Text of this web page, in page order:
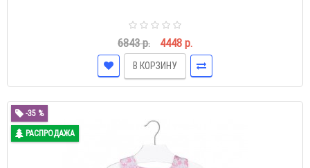
6843 р. 4448 р.
В КОРЗИНУ
-35 %
РАСПРОДАЖА